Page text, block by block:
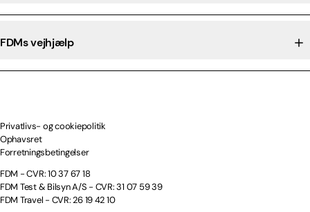
FDMs vejhjælp
Privatlivs- og cookiepolitik
Ophavsret
Forretningsbetingelser
FDM - CVR: 10 37 67 18
FDM Test & Bilsyn A/S - CVR: 31 07 59 39
FDM Travel - CVR: 26 19 42 10